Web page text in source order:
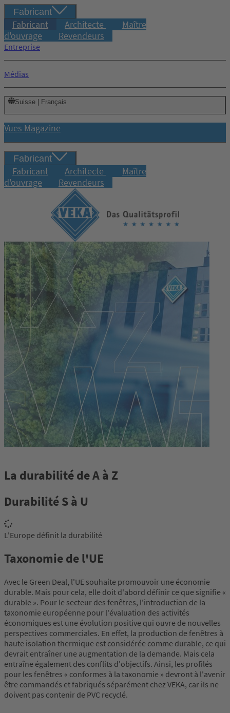
Fabricant
Fabricant Architecte
Maître
d'ouvrage
Revendeurs
Entreprise
Médias
Suisse | Français
Vues Magazine
Fabricant
Fabricant Architecte
Maître
d'ouvrage
Revendeurs
Connexion
La durabilité de A à Z
Durabilité S à U
L'Europe définit la durabilité
Taxonomie de l'UE
Avec le Green Deal, l'UE souhaite promouvoir une économie
durable. Mais pour cela, elle doit d'abord définir ce que signifie «
durable ». Pour le secteur des fenêtres, l'introduction de la
taxonomie européenne pour l'évaluation des activités
économiques est une évolution positive qui ouvre de nouvelles
perspectives commerciales. En effet, la production de fenêtres à
haute isolation thermique est considérée comme durable, ce qui
devrait entraîner une augmentation de la demande. Mais cela
entraîne également des conflits d'objectifs. Ainsi, les profilés
pour les fenêtres « conformes à la taxonomie » devront à l'avenir
être commandés et fabriqués séparément chez VEKA, car ils ne
doivent pas contenir de PVC recyclé.